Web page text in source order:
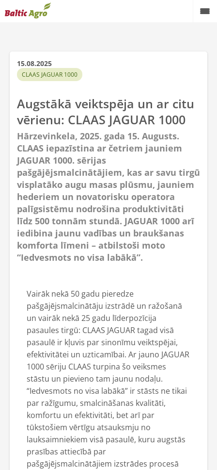
15.08.2025
CLAAS JAGUAR 1000
Augstākā veiktspēja un ar citu
vērienu: CLAAS JAGUAR 1000
Hārzevinkela, 2025. gada 15. Augusts.
CLAAS iepazīstina ar četriem jauniem
JAGUAR 1000. sērijas
pašgājējsmalcinātājiem, kas ar savu tirgū
visplatāko augu masas plūsmu, jauniem
hederiem un novatorisku operatora
palīgsistēmu nodrošina produktivitāti
līdz 500 tonnām stundā. JAGUAR 1000 arī
iedibina jaunu vadības un braukšanas
komforta līmeni – atbilstoši moto
“Iedvesmots no visa labākā”.
Vairāk nekā 50 gadu pieredze
pašgājējsmalcinātāju izstrādē un ražošanā
un vairāk nekā 25 gadu līderpozīcija
pasaules tirgū: CLAAS JAGUAR tagad visā
pasaulē ir kļuvis par sinonīmu veiktspējai,
efektivitātei un uzticamībai. Ar jauno JAGUAR
1000 sēriju CLAAS turpina šo veiksmes
stāstu un pievieno tam jaunu nodaļu.
“Iedvesmots no visa labākā” ir stāsts ne tikai
par ražīgumu, smalcināšanas kvalitāti,
komfortu un efektivitāti, bet arī par
tūkstošiem vērtīgu atsauksmju no
lauksaimniekiem visā pasaulē, kuru augstās
prasības attiecībā par
pašgājējsmalcinātājiem izstrādes procesā